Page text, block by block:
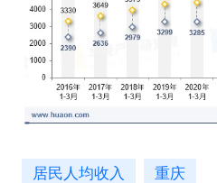
居民人均收入 重庆